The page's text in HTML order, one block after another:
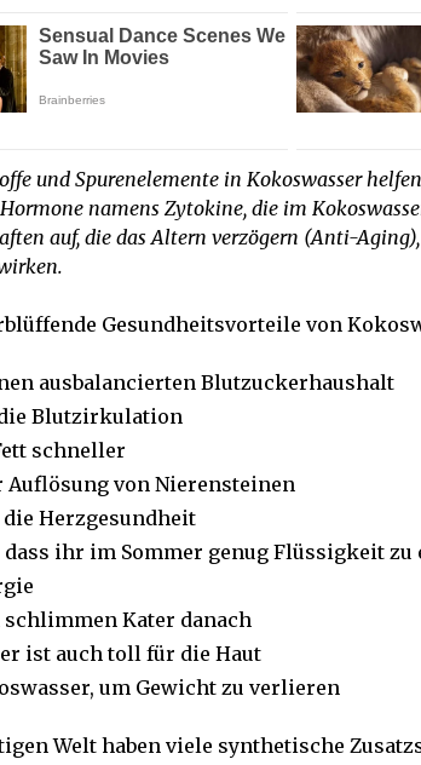
und Spurenelemente in Kokoswasser
namens Zytokine, die im
auf, die das Altern verzögern (Anti-
Gesundheitsvorteile von
ausbalancierten Blutzuckerhaushalt
Blutzirkulation
schneller
Auflösung von Nierensteinen
Herzgesundheit
dass ihr im Sommer genug Flüssigkeit zu
Kater danach
ist auch toll für die Haut
um Gewicht zu verlieren
Welt haben viele synthetische